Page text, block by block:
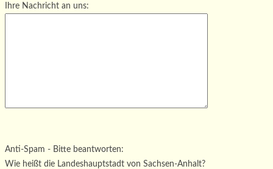
Ihre Nachricht an uns:
Bitte lasse dieses Feld leer.
Anti-Spam - Bitte beantworten:
Wie heißt die Landeshauptstadt von Sachsen-Anhalt?